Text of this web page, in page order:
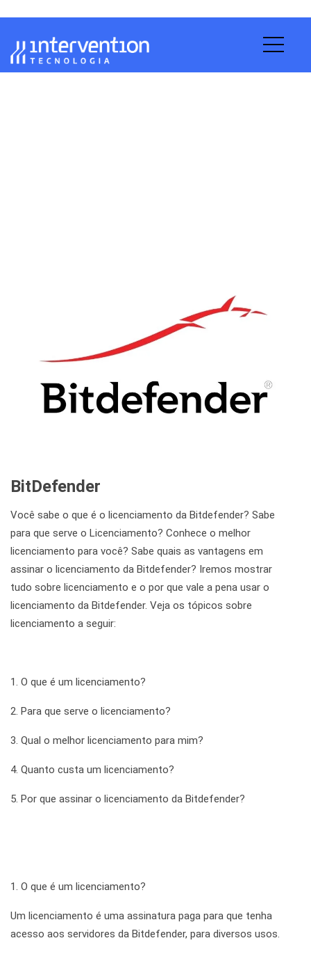
BitDefender
Você sabe o que é o licenciamento da Bitdefender? Sabe
para que serve o Licenciamento? Conhece o melhor
licenciamento para você? Sabe quais as vantagens em
assinar o licenciamento da Bitdefender? Iremos mostrar
tudo sobre licenciamento e o por que vale a pena usar o
licenciamento da Bitdefender. Veja os tópicos sobre
licenciamento a seguir:
1. O que é um licenciamento?
2. Para que serve o licenciamento?
3. Qual o melhor licenciamento para mim?
4. Quanto custa um licenciamento?
5. Por que assinar o licenciamento da Bitdefender?
1. O que é um licenciamento?
Um licenciamento é uma assinatura paga para que tenha
acesso aos servidores da Bitdefender, para diversos usos.